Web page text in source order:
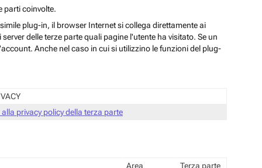
parti coinvolte.
plug-in, il browser Internet si collega direttamente ai
delle terze parte quali pagine l'utente ha visitato. Se un
Anche nel caso in cui si utilizzino le funzioni del plug-
alla privacy policy della terza parte
Area
Terza parte